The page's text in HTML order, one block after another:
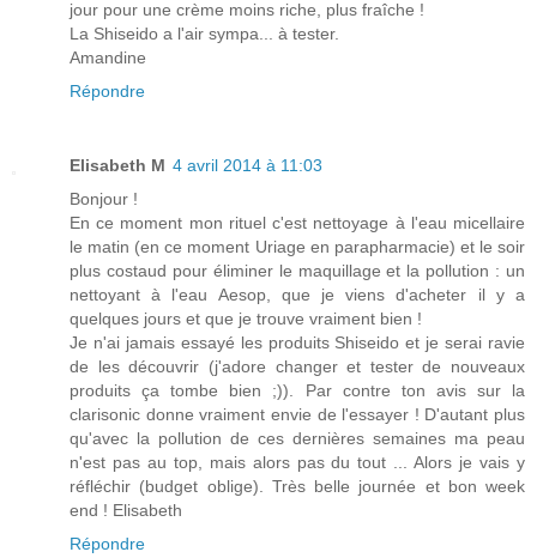
jour pour une crème moins riche, plus fraîche !
La Shiseido a l'air sympa... à tester.
Amandine
Répondre
Elisabeth M 4 avril 2014 à 11:03
Bonjour !
En ce moment mon rituel c'est nettoyage à l'eau micellaire
le matin (en ce moment Uriage en parapharmacie) et le soir
plus costaud pour éliminer le maquillage et la pollution : un
nettoyant à l'eau Aesop, que je viens d'acheter il y a
quelques jours et que je trouve vraiment bien !
Je n'ai jamais essayé les produits Shiseido et je serai ravie
de les découvrir (j'adore changer et tester de nouveaux
produits ça tombe bien ;)). Par contre ton avis sur la
clarisonic donne vraiment envie de l'essayer ! D'autant plus
qu'avec la pollution de ces dernières semaines ma peau
n'est pas au top, mais alors pas du tout ... Alors je vais y
réfléchir (budget oblige). Très belle journée et bon week
end ! Elisabeth
Répondre